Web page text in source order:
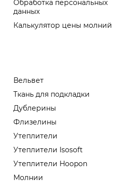
Обработка персональных
данных
Калькулятор цены молний
Вельвет
Ткань для подкладки
Дублерины
Флизелины
Утеплители
Утеплители Isosoft
Утеплители Hoopon
Молнии